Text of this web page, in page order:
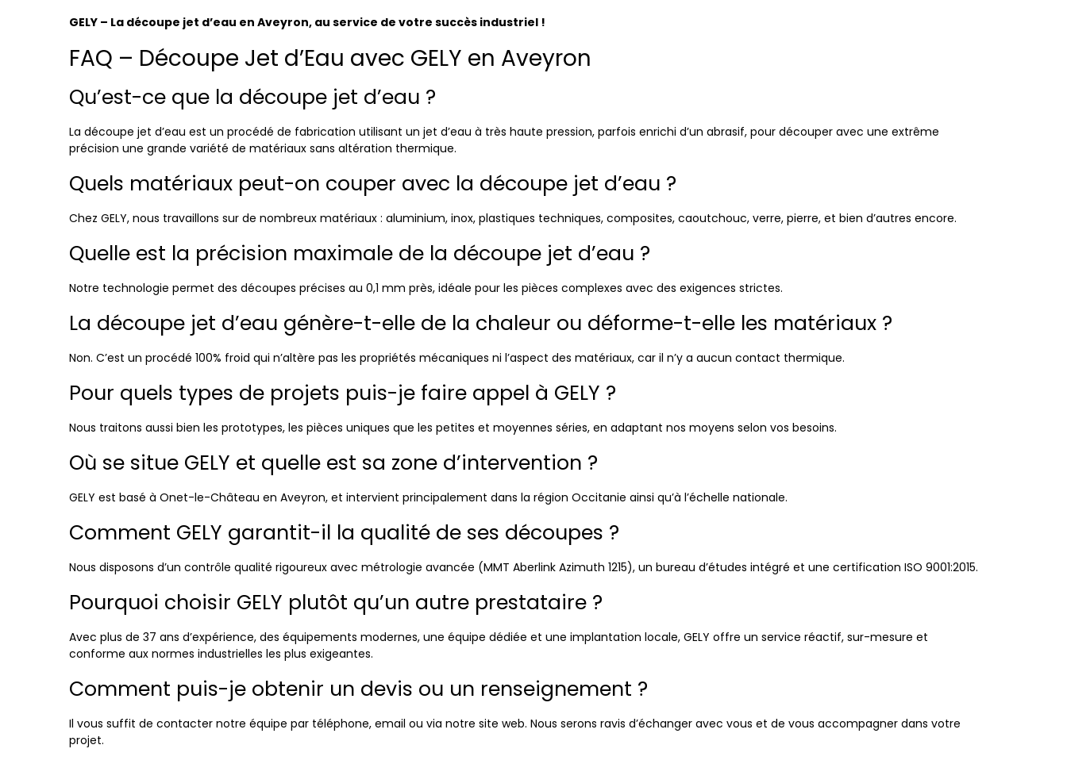
GELY – La découpe jet d’eau en Aveyron, au service de votre succès industriel !
FAQ – Découpe Jet d’Eau avec GELY en Aveyron
Qu’est-ce que la découpe jet d’eau ?
La découpe jet d’eau est un procédé de fabrication utilisant un jet d’eau à très haute pression, parfois enrichi d’un abrasif, pour découper avec une extrême
précision une grande variété de matériaux sans altération thermique.
Quels matériaux peut-on couper avec la découpe jet d’eau ?
Chez GELY, nous travaillons sur de nombreux matériaux : aluminium, inox, plastiques techniques, composites, caoutchouc, verre, pierre, et bien d’autres encore.
Quelle est la précision maximale de la découpe jet d’eau ?
Notre technologie permet des découpes précises au 0,1 mm près, idéale pour les pièces complexes avec des exigences strictes.
La découpe jet d’eau génère-t-elle de la chaleur ou déforme-t-elle les matériaux ?
Non. C’est un procédé 100% froid qui n’altère pas les propriétés mécaniques ni l’aspect des matériaux, car il n’y a aucun contact thermique.
Pour quels types de projets puis-je faire appel à GELY ?
Nous traitons aussi bien les prototypes, les pièces uniques que les petites et moyennes séries, en adaptant nos moyens selon vos besoins.
Où se situe GELY et quelle est sa zone d’intervention ?
GELY est basé à Onet-le-Château en Aveyron, et intervient principalement dans la région Occitanie ainsi qu’à l’échelle nationale.
Comment GELY garantit-il la qualité de ses découpes ?
Nous disposons d’un contrôle qualité rigoureux avec métrologie avancée (MMT Aberlink Azimuth 1215), un bureau d’études intégré et une certification ISO 9001:2015.
Pourquoi choisir GELY plutôt qu’un autre prestataire ?
Avec plus de 37 ans d’expérience, des équipements modernes, une équipe dédiée et une implantation locale, GELY offre un service réactif, sur-mesure et
conforme aux normes industrielles les plus exigeantes.
Comment puis-je obtenir un devis ou un renseignement ?
Il vous suffit de contacter notre équipe par téléphone, email ou via notre site web. Nous serons ravis d’échanger avec vous et de vous accompagner dans votre
projet.